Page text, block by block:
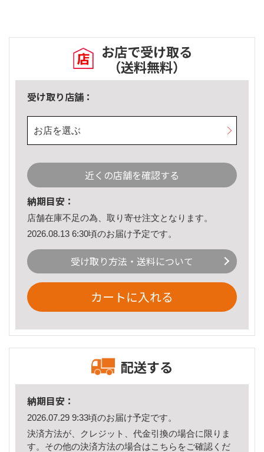
お店で受け取る
（送料無料）
受け取り店舗：
お店を選ぶ
近くの店舗を確認する
納期目安：
店舗在庫不足の為、取り寄せ注文となります。
2026.08.13 6:30頃のお届け予定です。
受け取り方法・送料について
カートに入れる
配送する
納期目安：
2026.07.29 9:33頃のお届け予定です。
決済方法が、クレジット、代金引換の場合に限りま
す。その他の決済方法の場合はこちら をご確認くだ